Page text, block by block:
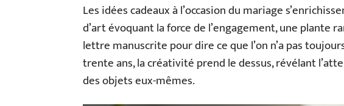
Les idées cadeaux à l’occasion du mariage
d’art évoquant la force de l’engagement, une plante
lettre manuscrite pour dire ce que l’on n’a pas
trente ans, la créativité prend le dessus, révélant
des objets eux-mêmes.